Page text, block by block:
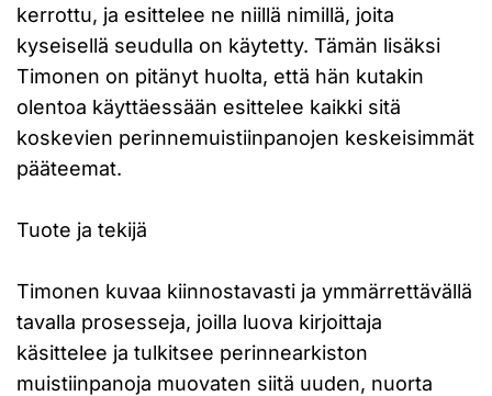
kerrottu, ja esittelee ne niillä nimillä, joita
kyseisellä seudulla on käytetty. Tämän lisäksi
Timonen on pitänyt huolta, että hän kutakin
olentoa käyttäessään esittelee kaikki sitä
koskevien perinnemuistiinpanojen keskeisimmät
pääteemat.
Tuote ja tekijä
Timonen kuvaa kiinnostavasti ja ymmärrettävällä
tavalla prosesseja, joilla luova kirjoittaja
käsittelee ja tulkitsee perinnearkiston
muistiinpanoja muovaten siitä uuden, nuorta